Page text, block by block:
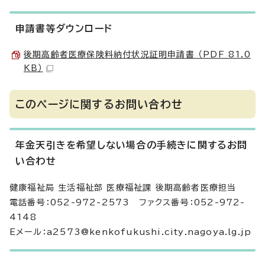
申請書等ダウンロード
後期高齢者医療保険料納付状況証明申請書 （PDF 81.0
KB）
このページに関するお問い合わせ
年金天引きを希望しない場合の手続きに関するお問
い合わせ
健康福祉局 生活福祉部 医療福祉課 後期高齢者医療担当
電話番号：052-972-2573 ファクス番号：052-972-
4148
Eメール：a2573@kenkofukushi.city.nagoya.lg.jp